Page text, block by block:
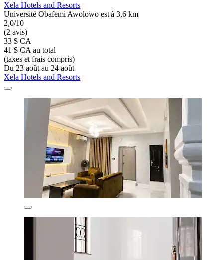
Xela Hotels and Resorts
Université Obafemi Awolowo est à 3,6 km
2,0/10
(2 avis)
33 $ CA
41 $ CA au total
(taxes et frais compris)
Du 23 août au 24 août
Xela Hotels and Resorts